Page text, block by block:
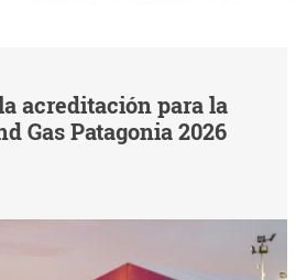
acreditación para la
Gas Patagonia 2026